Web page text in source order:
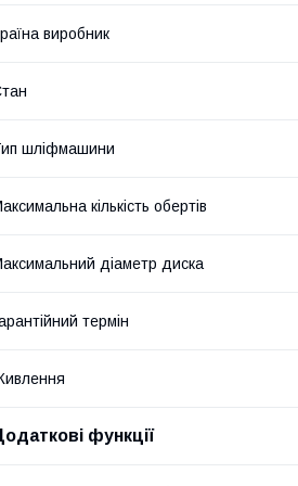
виробник
шліфмашини
кількість обертів
діаметр диска
термін
функції